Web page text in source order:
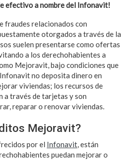
efectivo a nombre del Infonavit!
fraudes relacionados con
otorgados a través de la
suelen presentarse como ofertas
a los derechohabientes a
Mejoravit, bajo condiciones que
no deposita dinero en
viviendas; los recursos de
a través de tarjetas y son
reparar o renovar viviendas.
Mejoravit?
por el Infonavit, están
puedan mejorar o